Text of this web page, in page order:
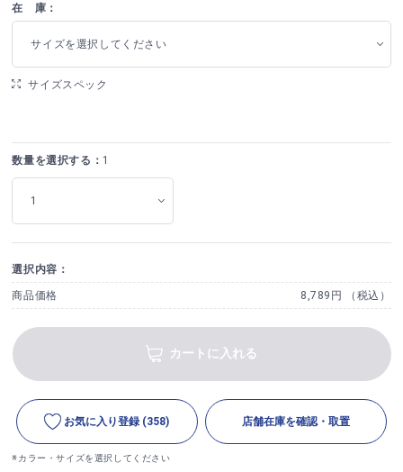
在 庫：
サイズを選択してください
サイズスペック
数量を選択する： 1
選択内容：
商品価格 8,789円 （税込）
カートに入れる
お気に入り登録 (358) 店舗在庫を確認・取置
※カラー・サイズを選択してください